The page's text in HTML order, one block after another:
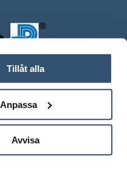
Tillåt alla
Anpassa
Avvisa
0